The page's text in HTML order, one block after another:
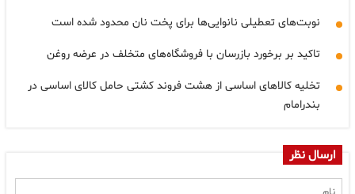
نوبت‌های تعطیلی نانوایی‌ها برای پخت نان محدود شده است
تاکید بر برخورد بازرسان با فروشگاه‌های متخلف در عرضه روغن
تخلیه کالاهای اساسی از هشت فروند کشتی حامل کالای اساسی در
بندرامام
ارسال نظر